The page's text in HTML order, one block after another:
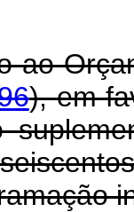
ao
), em